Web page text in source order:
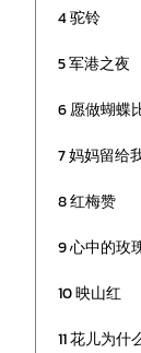
4 驼铃
5 军港之夜
6 愿做蝴蝶
7 妈妈留给
8 红梅赞
9 心中的玫
10 映山红
11 花儿为什